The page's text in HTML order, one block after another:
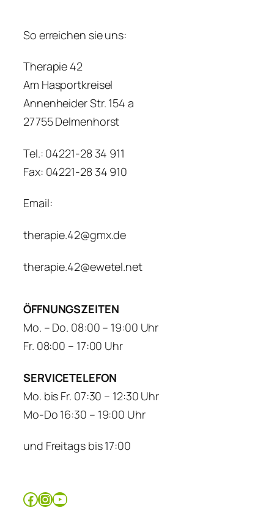
So erreichen sie uns:
Therapie 42
Am Hasportkreisel
Annenheider Str. 154 a
27755 Delmenhorst
Tel.: 04221-28 34 911
Fax: 04221-28 34 910
Email:
therapie.42@gmx.de
therapie.42@ewetel.net
ÖFFNUNGSZEITEN
Mo. – Do. 08:00 – 19:00 Uhr
Fr. 08:00 – 17:00 Uhr
SERVICETELEFON
Mo. bis Fr. 07:30 – 12:30 Uhr
Mo-Do 16:30 – 19:00 Uhr
und Freitags bis 17:00
Facebook InstagramYouTube